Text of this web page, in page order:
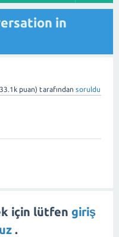
in
33.1k puan) tarafından soruldu
için lütfen giriş
.